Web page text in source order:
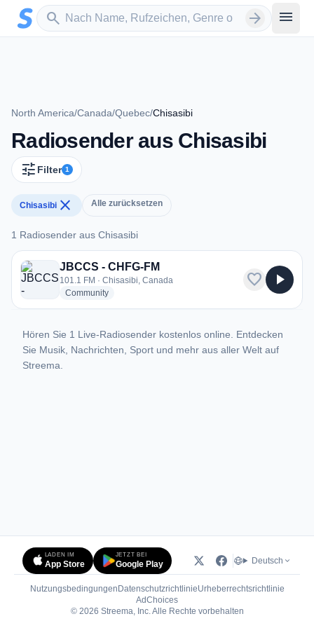
Zum Hauptinhalt springen
search
Sender suchen arrow_forward menu
North America/Canada/Quebec/Chisasibi
Radiosender aus Chisasibi
tune Filter 1
Chisasibi close Alle zurücksetzen
1 Radiosender aus Chisasibi
1 Radiosender aus Chisasibi
JBCCS - CHFG-FM
101.1 FM · Chisasibi, Canada
Communityradio stations
favorite play_arrow
Hören Sie 1 Live-Radiosender kostenlos online. Entdecken
Sie Musik, Nachrichten, Sport und mehr aus aller Welt auf
Streema.
LADEN IM
App Store
JETZT BEI
Google Play Deutsch
Nutzungsbedingungen DatenschutzrichtlinieUrheberrechtsrichtlinie
AdChoices(öffnet in neuem Tab)
© 2026 Streema, Inc. Alle Rechte vorbehalten